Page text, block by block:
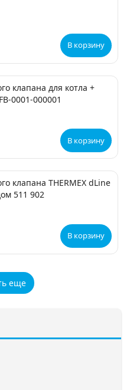
В корзину
клапана для котла +
0001-000001
В корзину
клапана THERMEX dLine
511 902
В корзину
еще